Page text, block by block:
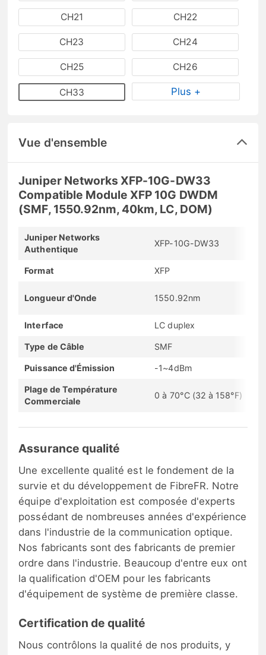
CH21 CH22
CH23 CH24
CH25 CH26
CH33 Plus +
Vue d'ensemble
Juniper Networks XFP-10G-DW33
Compatible Module XFP 10G DWDM
(SMF, 1550.92nm, 40km, LC, DOM)
Juniper Networks
Authentique
XFP-10G-DW33
Format XFP
Longueur d'Onde 1550.92nm
Interface LC duplex
Type de Câble SMF
Puissance d'Émission -1~4dBm
Plage de Température
Commerciale
0 à 70°C (32 à 158°F)
Assurance qualité
Une excellente qualité est le fondement de la
survie et du développement de FibreFR. Notre
équipe d'exploitation est composée d'experts
possédant de nombreuses années d'expérience
dans l'industrie de la communication optique.
Nos fabricants sont des fabricants de premier
ordre dans l'industrie. Beaucoup d'entre eux ont
la qualification d'OEM pour les fabricants
d'équipement de système de première classe.
Certification de qualité
Nous contrôlons la qualité de nos produits, y